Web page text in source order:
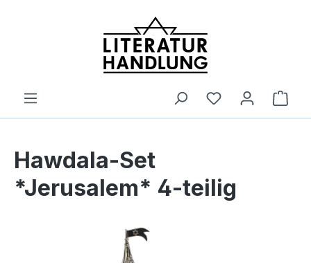
Hawdala-Set
*Jerusalem* 4-teilig
Bildergalerie überspringen